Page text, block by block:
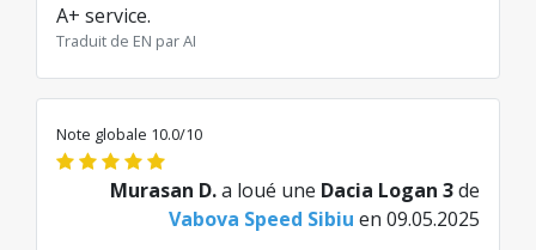
A+ service.
Traduit de EN par AI
Note globale 10.0/10
Murasan D.a loué une Dacia Logan 3de
Vabova Speed Sibiu en 09.05.2025